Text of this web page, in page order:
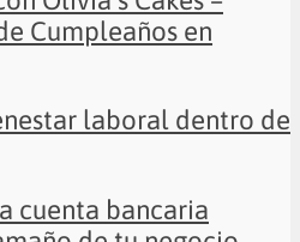
Cumpleaños en
laboral dentro de
cuenta bancaria